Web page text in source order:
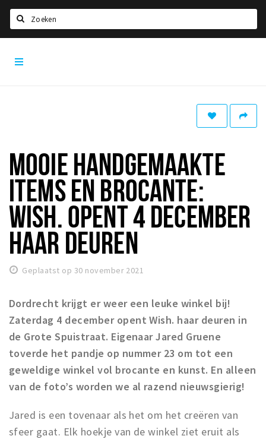
Home
Leuke tips & trends
Interviews
Eten
Drinken
Slapen
Recreatief
Winkels
Winkelgebieden
Parkeren
Bezienswaardigheden
Musea, theaters & podia
Uitjes & activiteiten
Toeristische routes
MOOIE HANDGEMAAKTE
ITEMS EN BROCANTE:
WISH. OPENT 4 DECEMBER
HAAR DEUREN
Geplaatst op 30 november 2021
Dordrecht krijgt er weer een leuke winkel bij!
Zaterdag 4 december opent Wish. haar deuren in
de Grote Spuistraat. Eigenaar Jared Gruene
toverde het pandje op nummer 23 om tot een
geweldige winkel vol brocante en kunst. En alleen
van de foto’s worden we al razend nieuwsgierig!
Jared is een tovenaar als het om het creëren van
sfeer gaat. Elk hoekje van de winkel ziet eruit als